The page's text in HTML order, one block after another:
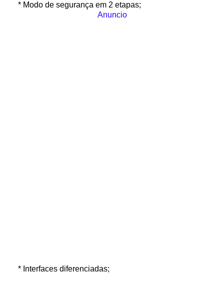
* Modo de segurança em 2 etapas;
Anuncio
* Interfaces diferenciadas;